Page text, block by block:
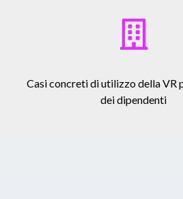
Casi concreti di utilizzo della VR
dei dipendenti